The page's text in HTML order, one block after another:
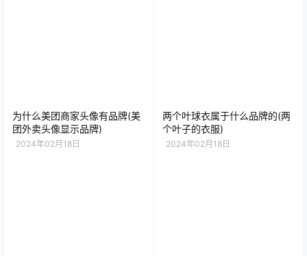
为什么美团商家头像有品牌(美
团外卖头像显示品牌)
2024年02月18日
两个叶球衣属于什么品牌的(两
个叶子的衣服)
2024年02月18日